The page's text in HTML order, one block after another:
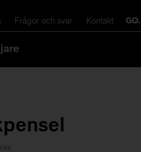
Frågor och svar Kontakt